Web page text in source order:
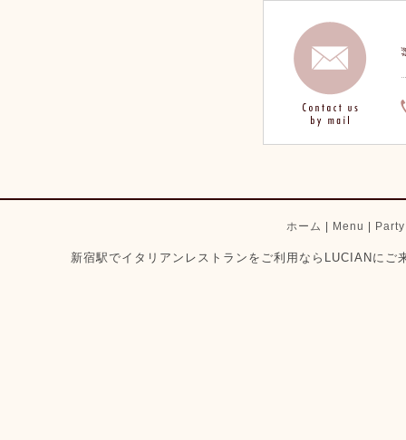
ホーム Menu
新宿駅でイタリアンレストランをご利用ならLUCIANに